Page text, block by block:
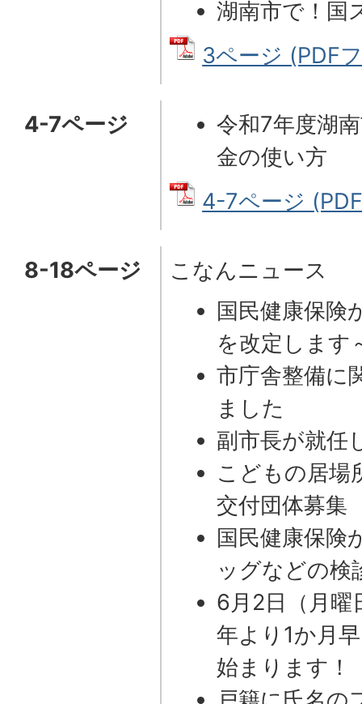
湖南市で！国
3ページ (PDF
4-7ページ
令和7年度湖
金の使い方
4-7ページ
8-18ページ
こなんニュース
国民健康保険
を改定します
市庁舎整備に
ました
副市長が就任
こどもの居場
交付団体募集
国民健康保険
ッグなどの検
6月2日（月曜
年より1か月
始まります！